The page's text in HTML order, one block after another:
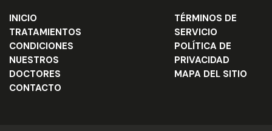
INICIO
TRATAMIENTOS
CONDICIONES
NUESTROS
DOCTORES
CONTACTO
TÉRMINOS DE
SERVICIO
POLÍTICA DE
PRIVACIDAD
MAPA DEL SITIO